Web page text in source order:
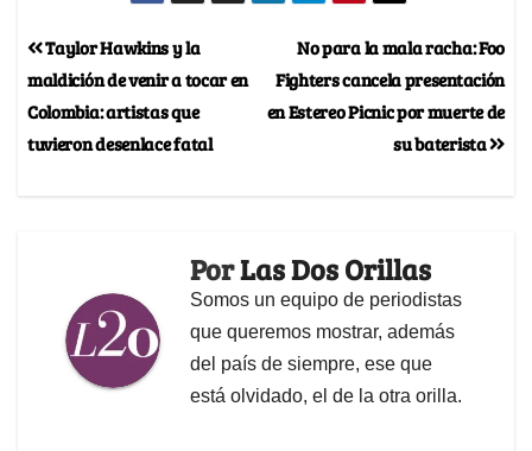
No para la mala racha: Foo
Fighters cancela presentación
en Estereo Picnic por muerte de
su baterista
Taylor Hawkins y la
maldición de venir a tocar en
Colombia: artistas que
tuvieron desenlace fatal
PorLas Dos Orillas
Somos un equipo de periodistas
que queremos mostrar, además
del país de siempre, ese que
está olvidado, el de la otra orilla.